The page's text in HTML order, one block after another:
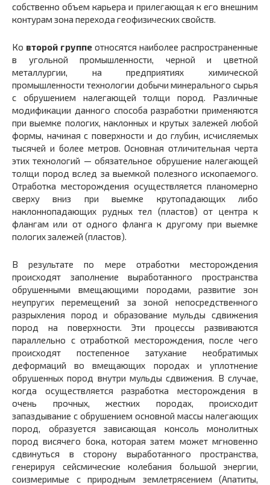
собственно объем карьера и прилегающая к его внешним
контурам зона перехода геофизических свойств.
Ко второй группе относятся наиболее распространенные
в угольной промышленности, черной и цветной
металлургии, на предприятиях химической
промышленности технологии добычи минерального сырья
с обрушением налегающей толщи пород. Различные
модификации данного способа разработки применяются
при выемке пологих, наклонных и крутых залежей любой
формы, начиная с поверхности и до глубин, исчисляемых
тысячей и более метров. Основная отличительная черта
этих технологий — обязательное обрушение налегающей
толщи пород вслед за выемкой полезного ископаемого.
Отработка месторождения осуществляется планомерно
сверху вниз при выемке крутопадающих либо
наклоннопадающих рудных тел (пластов) от центра к
флангам или от одного фланга к другому при выемке
пологих залежей (пластов).
В результате по мере отработки месторождения
происходят заполнение выработанного пространства
обрушенными вмещающими породами, развитие зон
неупругих перемещений за зоной непосредственного
разрыхления пород и образование мульды сдвижения
пород на поверхности. Эти процессы развиваются
параллельно с отработкой месторождения, после чего
происходят постепенное затухание необратимых
деформаций во вмещающих породах и уплотнение
обрушенных пород внутри мульды сдвижения. В случае,
когда осуществляется разработка месторождения в
очень прочных, жестких породах, происходит
запаздывание с обрушением основной массы налегающих
пород, образуется зависающая консоль монолитных
пород висячего бока, которая затем может мгновенно
сдвинуться в сторону выработанного пространства,
генерируя сейсмические колебания большой энергии,
соизмеримые с природным землетрясением (Апатиты,